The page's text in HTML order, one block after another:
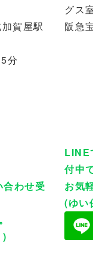
賀屋駅
分
わせ受
)
グス
阪急
LINE
付中
お気
(ゆい